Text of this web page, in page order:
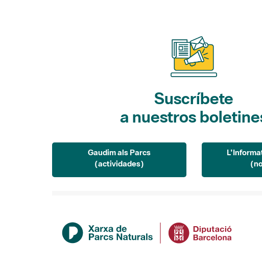
Suscríbete
a nuestros
Gaudim als Parcs
(actividades)